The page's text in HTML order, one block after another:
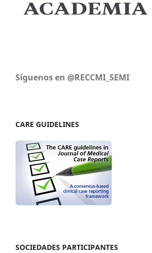
Síguenos en @RECCMI_SEMI
CARE GUIDELINES
SOCIEDADES PARTICIPANTES